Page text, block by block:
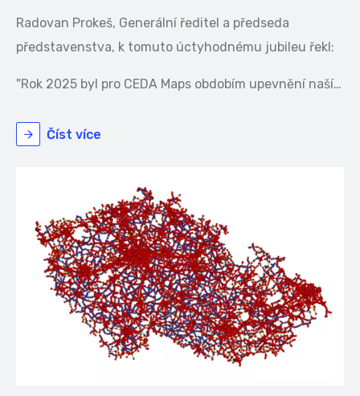
Radovan Prokeš, Generální ředitel a předseda
představenstva, k tomuto úctyhodnému jubileu řekl:
"Rok 2025 byl pro CEDA Maps obdobím upevnění naší…
Číst více